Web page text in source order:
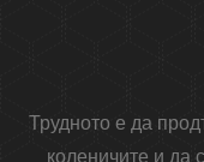
Трудното е да
коленичите и да